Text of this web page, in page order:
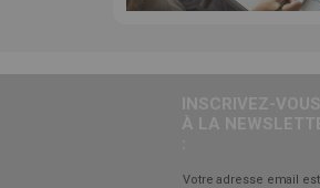
Votre adresse email